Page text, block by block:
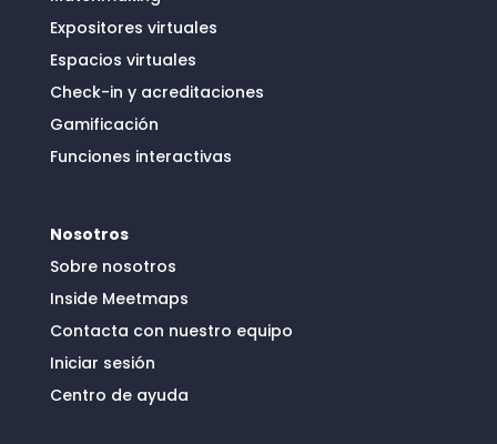
Expositores virtuales
Espacios virtuales
Check-in y acreditaciones
Gamificación
Funciones interactivas
Nosotros
Sobre nosotros
Inside Meetmaps
Contacta con nuestro equipo
Iniciar sesión
Centro de ayuda